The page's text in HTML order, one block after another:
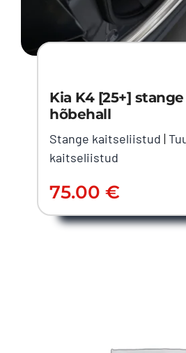
Kia K4 [25+]
hõbehall
Stange kaitseliistud |
kaitseliistud
75.00€